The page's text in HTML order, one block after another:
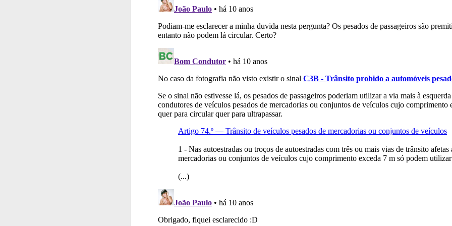
Testes Deve fazer o teste que recomendamos para obter os melhores
Perfil Saiba no seu perfil se já está preparado para ir a exame.
Ajuda Use os atalhos de teclado para responder aos testes mais rapidamente.